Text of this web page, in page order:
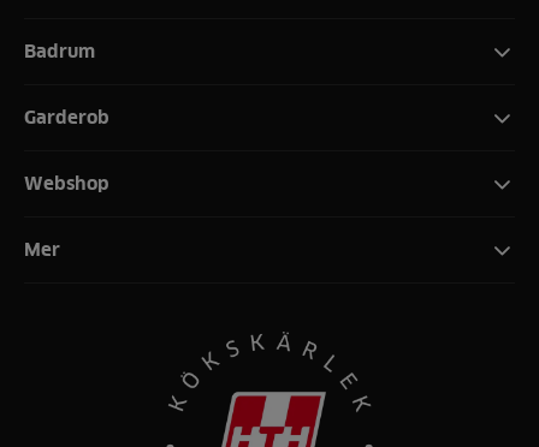
Badrum
Garderob
Webshop
Mer